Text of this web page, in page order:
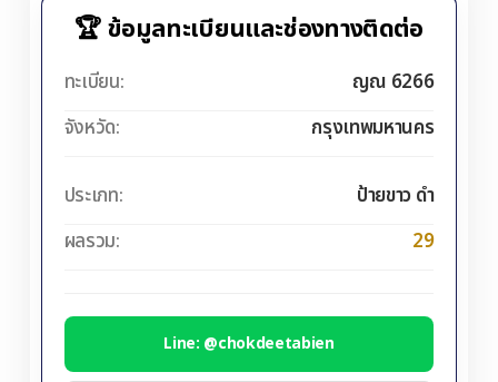
🏆 ข้อมูลทะเบียนและช่องทางติดต่อ
ทะเบียน:
ญณ 6266
จังหวัด:
กรุงเทพมหานคร
ประเภท:
ป้ายขาว ดำ
ผลรวม:
29
Line: @chokdeetabien